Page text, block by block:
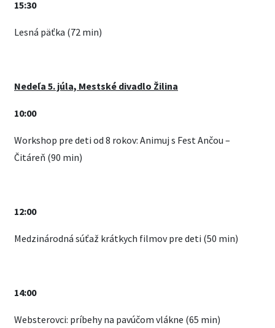
15:30
Lesná päťka (72 min)
Nedeľa 5. júla, Mestské divadlo Žilina
10:00
Workshop pre deti od 8 rokov: Animuj s Fest Ančou –
Čitáreň (90 min)
12:00
Medzinárodná súťaž krátkych filmov pre deti (50 min)
14:00
Websterovci: príbehy na pavúčom vlákne (65 min)